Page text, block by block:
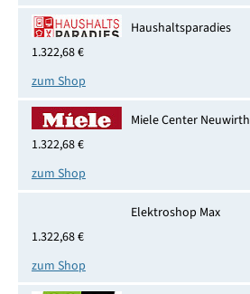
Haushaltsparadies
1.322,68 €
zum Shop
Miele Center Neuwirth
1.322,68 €
zum Shop
Elektroshop Max
1.322,68 €
zum Shop